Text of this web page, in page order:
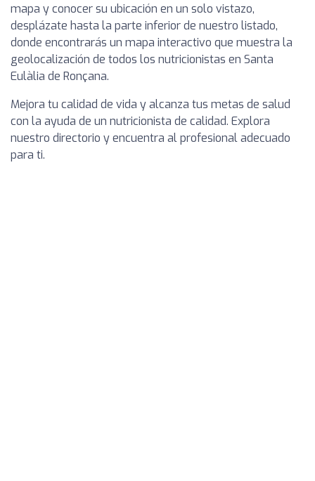
mapa y conocer su ubicación en un solo vistazo,
desplázate hasta la parte inferior de nuestro listado,
donde encontrarás un mapa interactivo que muestra la
geolocalización de todos los nutricionistas en Santa
Eulàlia de Ronçana.
Mejora tu calidad de vida y alcanza tus metas de salud
con la ayuda de un nutricionista de calidad. Explora
nuestro directorio y encuentra al profesional adecuado
para ti.